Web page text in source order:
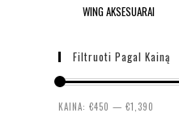
WING AKSESUARAI
Filtruoti Pagal Kainą
KAINA: €450 — €1,390